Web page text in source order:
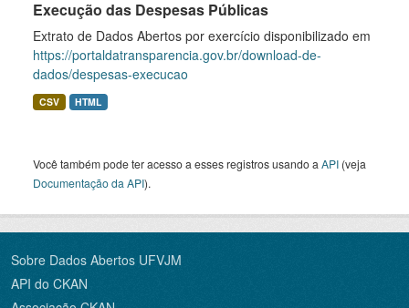
Execução das Despesas Públicas
Extrato de Dados Abertos por exercício disponibilizado em
https://portaldatransparencia.gov.br/download-de-
dados/despesas-execucao
CSV HTML
Você também pode ter acesso a esses registros usando a API (veja
Documentação da API).
Sobre Dados Abertos UFVJM
API do CKAN